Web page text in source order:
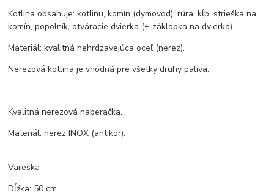
Kotlina obsahuje: kotlinu, komín (dymovod): rúra, kĺb, strieška na
komín, popolník, otváracie dvierka (+ záklopka na dvierka).
Materiál: kvalitná nehrdzavejúca oceľ (nerez).
Nerezová kotlina je vhodná pre všetky druhy paliva.
Kvalitná nerezová naberačka.
Materiál: nerez INOX (antikor).
Vareška
Dĺžka: 50 cm